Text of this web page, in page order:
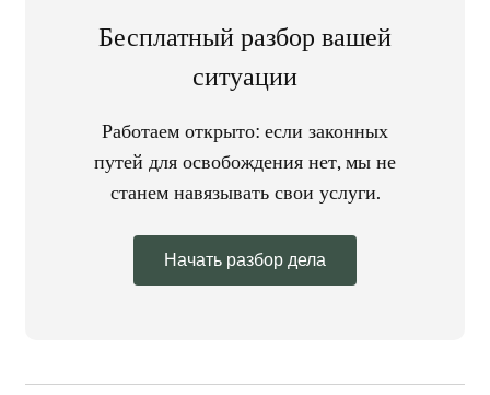
Бесплатный разбор вашей
ситуации
Работаем открыто: если законных
путей для освобождения нет, мы не
станем навязывать свои услуги.
Начать разбор дела